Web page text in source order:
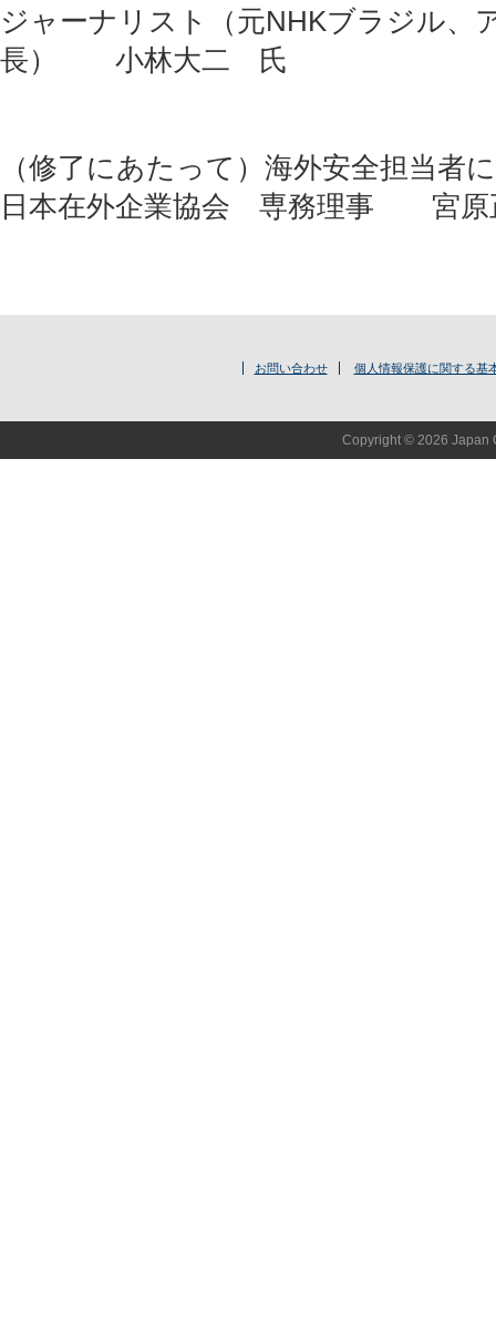
ジャーナリスト（元NHKブラジル、
長） 小林大二 氏
（修了にあたって）海外安全担当者
日本在外企業協会 専務理事 宮原
お問い合わせ 個人情報保護に関する基
Copyright © 2026 Japan